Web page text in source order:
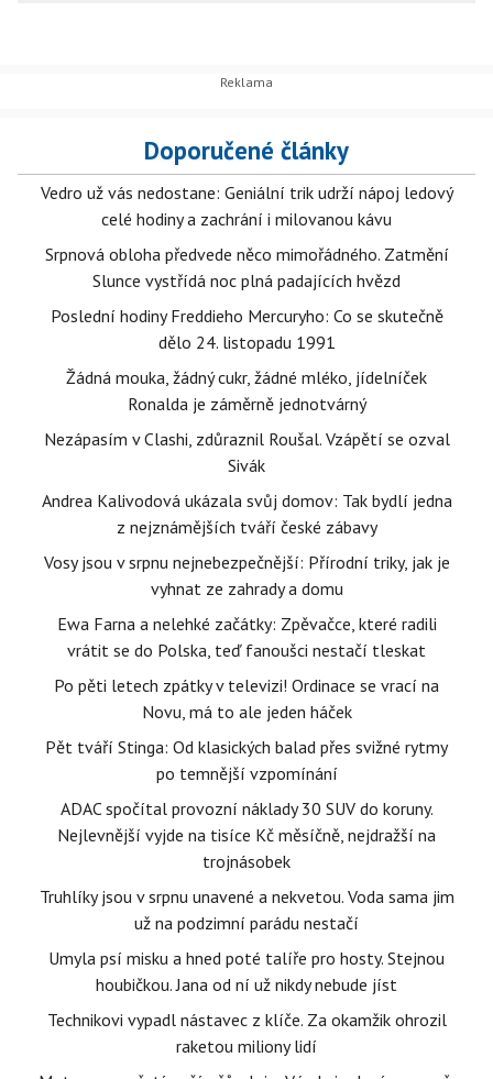
Doporučené články
Vedro už vás nedostane: Geniální trik udrží nápoj ledový
celé hodiny a zachrání i milovanou kávu
Srpnová obloha předvede něco mimořádného. Zatmění
Slunce vystřídá noc plná padajících hvězd
Poslední hodiny Freddieho Mercuryho: Co se skutečně
dělo 24. listopadu 1991
Žádná mouka, žádný cukr, žádné mléko, jídelníček
Ronalda je záměrně jednotvárný
Nezápasím v Clashi, zdůraznil Roušal. Vzápětí se ozval
Sivák
Andrea Kalivodová ukázala svůj domov: Tak bydlí jedna
z nejznámějších tváří české zábavy
Vosy jsou v srpnu nejnebezpečnější: Přírodní triky, jak je
vyhnat ze zahrady a domu
Ewa Farna a nelehké začátky: Zpěvačce, které radili
vrátit se do Polska, teď fanoušci nestačí tleskat
Po pěti letech zpátky v televizi! Ordinace se vrací na
Novu, má to ale jeden háček
Pět tváří Stinga: Od klasických balad přes svižné rytmy
po temnější vzpomínání
ADAC spočítal provozní náklady 30 SUV do koruny.
Nejlevnější vyjde na tisíce Kč měsíčně, nejdražší na
trojnásobek
Truhlíky jsou v srpnu unavené a nekvetou. Voda sama jim
už na podzimní parádu nestačí
Umyla psí misku a hned poté talíře pro hosty. Stejnou
houbičkou. Jana od ní už nikdy nebude jíst
Technikovi vypadl nástavec z klíče. Za okamžik ohrozil
raketou miliony lidí